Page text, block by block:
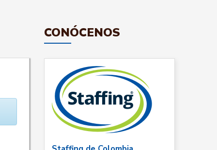
CONÓCENOS